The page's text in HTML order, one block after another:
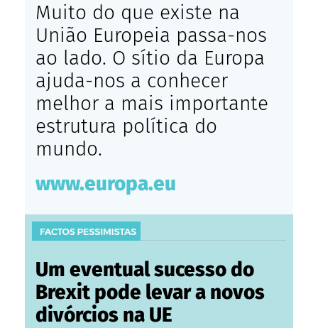
Muito do que existe na
União Europeia passa-nos
ao lado. O sítio da Europa
ajuda-nos a conhecer
melhor a mais importante
estrutura política do
mundo.
www.europa.eu
Um eventual sucesso do
Brexit pode levar a novos
divórcios na UE